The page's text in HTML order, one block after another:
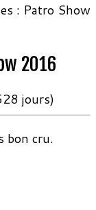
: Patro Show
2016
jours)
bon cru.